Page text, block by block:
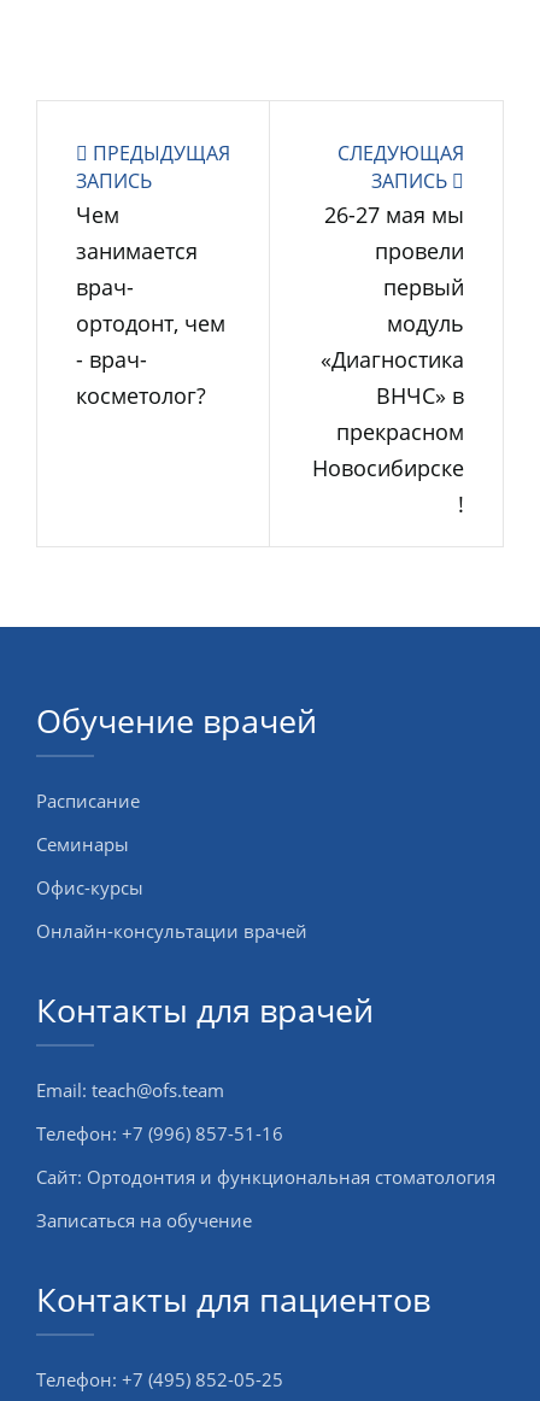
ПРЕДЫДУЩАЯ
ЗАПИСЬ
Чем
занимается
врач-
ортодонт, чем
- врач-
косметолог?
СЛЕДУЮЩАЯ
ЗАПИСЬ
26-27 мая мы
провели
первый
модуль
«Диагностика
ВНЧС» в
прекрасном
Новосибирске
!
Обучение врачей
Расписание
Семинары
Офис-курсы
Онлайн-консультации врачей
Контакты для врачей
Email: teach@ofs.team
Телефон: +7 (996) 857-51-16
Сайт: Ортодонтия и функциональная стоматология
Записаться на обучение
Контакты для пациентов
Телефон: +7 (495) 852-05-25